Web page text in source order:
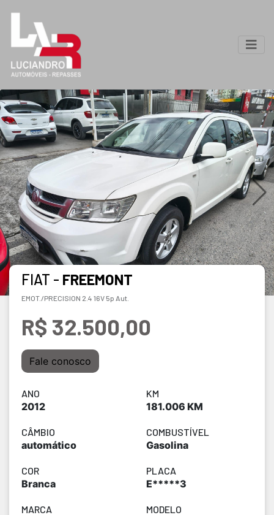
FIAT - FREEMONT
EMOT./PRECISION 2.4 16V 5p Aut.
R$ 32.500,00
Fale conosco
ANO
2012
KM
181.006 KM
CÂMBIO
automático
COMBUSTÍVEL
Gasolina
COR
Branca
PLACA
E*****3
MARCA MODELO